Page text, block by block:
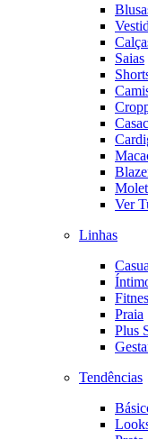
Saias
Ver
Linhas
Praia
Plus
Tendências